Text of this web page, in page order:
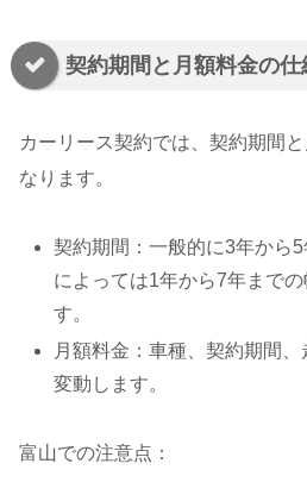
契約期間と月額料金の仕
カーリース契約では、契約期間
なります。
契約期間：一般的に3年から
によっては1年から7年まで
す。
月額料金：車種、契約期間
変動します。
富山での注意点：